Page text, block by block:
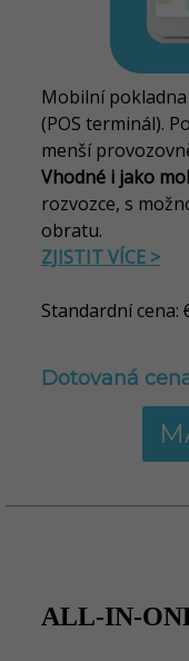
Mobilní
(POS terminál).
menší
Vhodné i jako
rozvozce, s
obratu.
ZJISTIT VÍCE >
Standardní cena:
Dotovaná
ALL-IN-